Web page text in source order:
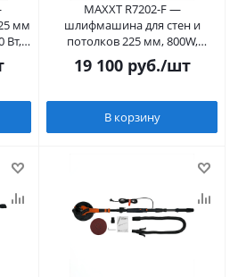
мм
Вт,
MAXXT R7202-F —
шлифмашина для стен и
потолков 225 мм, 800W,
складная телескопическая,
LED подсветка
19 100руб./шт
В корзину